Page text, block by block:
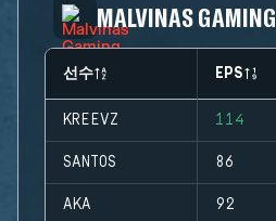
MALVINAS GAMING
선수 EPS
KREEVZ 114
SANTOS 86
AKA 92